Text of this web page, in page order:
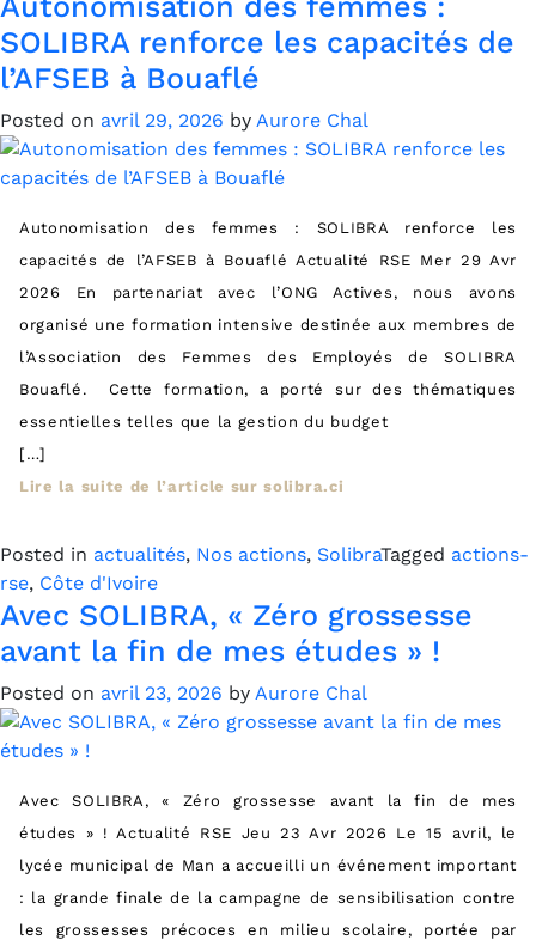
SOLIBRA renforce les capacités de
l’AFSEB à Bouaflé
Posted on avril 29, 2026 by Aurore Chal
Autonomisation des femmes : SOLIBRA renforce les
capacités de l’AFSEB à Bouaflé Actualité RSE Mer 29 Avr
2026 En partenariat avec l’ONG Actives, nous avons
organisé une formation intensive destinée aux membres de
l’Association des Femmes des Employés de SOLIBRA
Bouaflé. Cette formation, a porté sur des thématiques
essentielles telles que la gestion du budget
[…]
Lire la suite de l’article sur solibra.ci
Posted in actualités, Nos actions, SolibraTagged actions-
rse, Côte d'Ivoire
Avec SOLIBRA, « Zéro grossesse
avant la fin de mes études » !
Posted on avril 23, 2026 by Aurore Chal
Avec SOLIBRA, « Zéro grossesse avant la fin de mes
études » ! Actualité RSE Jeu 23 Avr 2026 Le 15 avril, le
lycée municipal de Man a accueilli un événement important
: la grande finale de la campagne de sensibilisation contre
les grossesses précoces en milieu scolaire, portée par